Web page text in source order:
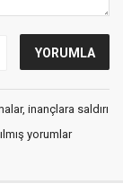
inançlara saldırı
yorumlar